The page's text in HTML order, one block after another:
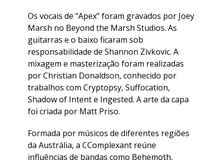
Os vocais de “Apex” foram gravados por Joey
Marsh no Beyond the Marsh Studios. As
guitarras e o baixo ficaram sob
responsabilidade de Shannon Zivkovic. A
mixagem e masterização foram realizadas
por Christian Donaldson, conhecido por
trabalhos com Cryptopsy, Suffocation,
Shadow of Intent e Ingested. A arte da capa
foi criada por Matt Priso.
Formada por músicos de diferentes regiões
da Austrália, a CComplexant reúne
influências de bandas como Behemoth,